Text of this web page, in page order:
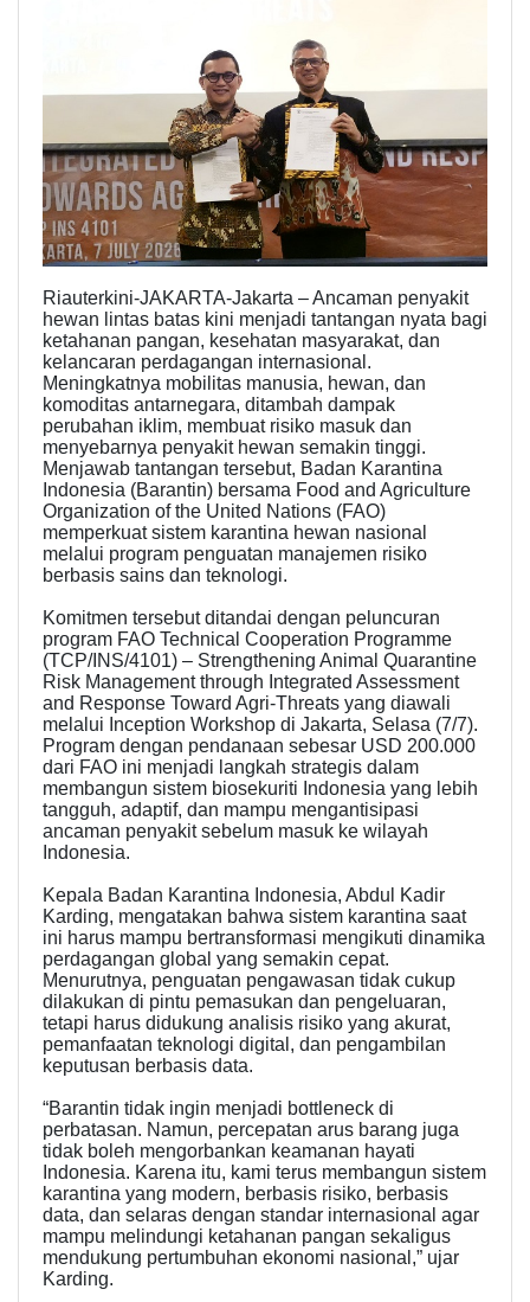
Riauterkini-JAKARTA-Jakarta – Ancaman penyakit
hewan lintas batas kini menjadi tantangan nyata bagi
ketahanan pangan, kesehatan masyarakat, dan
kelancaran perdagangan internasional.
Meningkatnya mobilitas manusia, hewan, dan
komoditas antarnegara, ditambah dampak
perubahan iklim, membuat risiko masuk dan
menyebarnya penyakit hewan semakin tinggi.
Menjawab tantangan tersebut, Badan Karantina
Indonesia (Barantin) bersama Food and Agriculture
Organization of the United Nations (FAO)
memperkuat sistem karantina hewan nasional
melalui program penguatan manajemen risiko
berbasis sains dan teknologi.
Komitmen tersebut ditandai dengan peluncuran
program FAO Technical Cooperation Programme
(TCP/INS/4101) – Strengthening Animal Quarantine
Risk Management through Integrated Assessment
and Response Toward Agri-Threats yang diawali
melalui Inception Workshop di Jakarta, Selasa (7/7).
Program dengan pendanaan sebesar USD 200.000
dari FAO ini menjadi langkah strategis dalam
membangun sistem biosekuriti Indonesia yang lebih
tangguh, adaptif, dan mampu mengantisipasi
ancaman penyakit sebelum masuk ke wilayah
Indonesia.
Kepala Badan Karantina Indonesia, Abdul Kadir
Karding, mengatakan bahwa sistem karantina saat
ini harus mampu bertransformasi mengikuti dinamika
perdagangan global yang semakin cepat.
Menurutnya, penguatan pengawasan tidak cukup
dilakukan di pintu pemasukan dan pengeluaran,
tetapi harus didukung analisis risiko yang akurat,
pemanfaatan teknologi digital, dan pengambilan
keputusan berbasis data.
“Barantin tidak ingin menjadi bottleneck di
perbatasan. Namun, percepatan arus barang juga
tidak boleh mengorbankan keamanan hayati
Indonesia. Karena itu, kami terus membangun sistem
karantina yang modern, berbasis risiko, berbasis
data, dan selaras dengan standar internasional agar
mampu melindungi ketahanan pangan sekaligus
mendukung pertumbuhan ekonomi nasional,” ujar
Karding.